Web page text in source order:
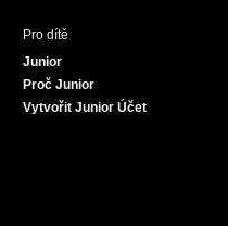
Pro dítě
Junior
Proč Junior
Vytvořit Junior Účet